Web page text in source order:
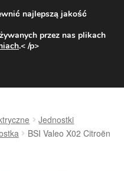
31 zł
800 003 167
Jednostki
BSI Valeo X02 Citroën
najlepszą jakość
przez nas plikach
.< /p>